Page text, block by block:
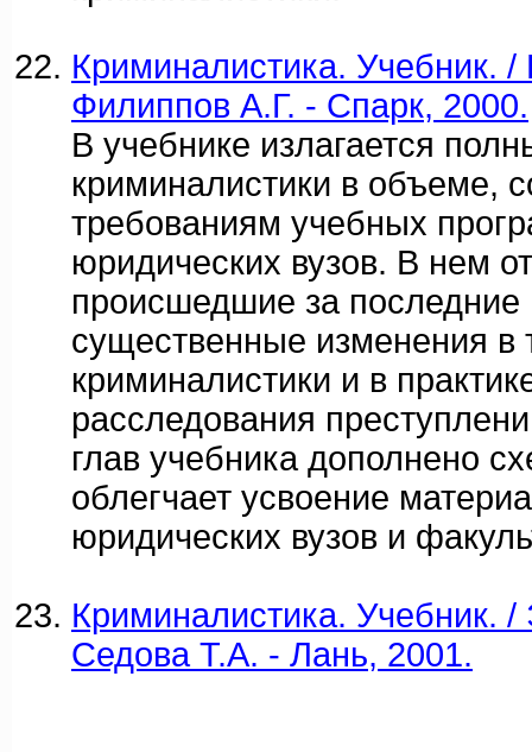
Криминалистика. Учебник.
Филиппов А.Г. - Спарк, 2000.
В учебнике излагается
криминалистики в объеме,
требованиям учебных
юридических вузов. В нем
происшедшие за последние
существенные изменения в
криминалистики и в
расследования
глав учебника дополнено
облегчает усвоение
юридических вузов и
Криминалистика. Учебник.
Седова Т.А. - Лань, 2001.